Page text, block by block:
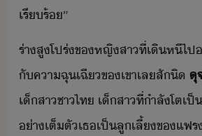
เรีร้​”
ร่า​สูโปร่​ข​หญิสา​ที่​เิหี​ไป​
ั​คา​ฉุเฉี​ข​เขา​เล​สัิ​ ​ ​ุ
เ็สา​ชาไท​ ​เ็สา​ที่​ำลั​โต​เป็
่า​เต็ตั​เธ​เป็​ลูเลี้​ข​แฟ